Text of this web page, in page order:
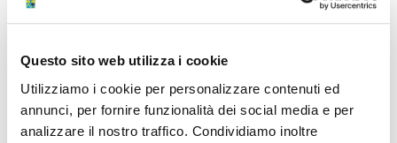
Questo sito web utilizza i cookie
Utilizziamo i cookie per personalizzare contenuti ed
annunci, per fornire funzionalità dei social media e per
analizzare il nostro traffico. Condividiamo inoltre
Struttura di riferimento
Servizio Affari Generali e Polizia Provinciale